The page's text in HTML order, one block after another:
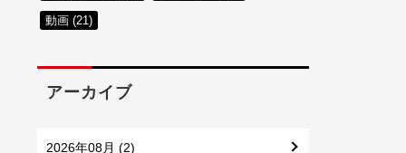
動画 (21)
アーカイブ
2026年08月 (2)